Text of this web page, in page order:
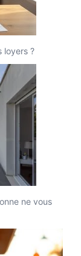
loyers ?
ne vous